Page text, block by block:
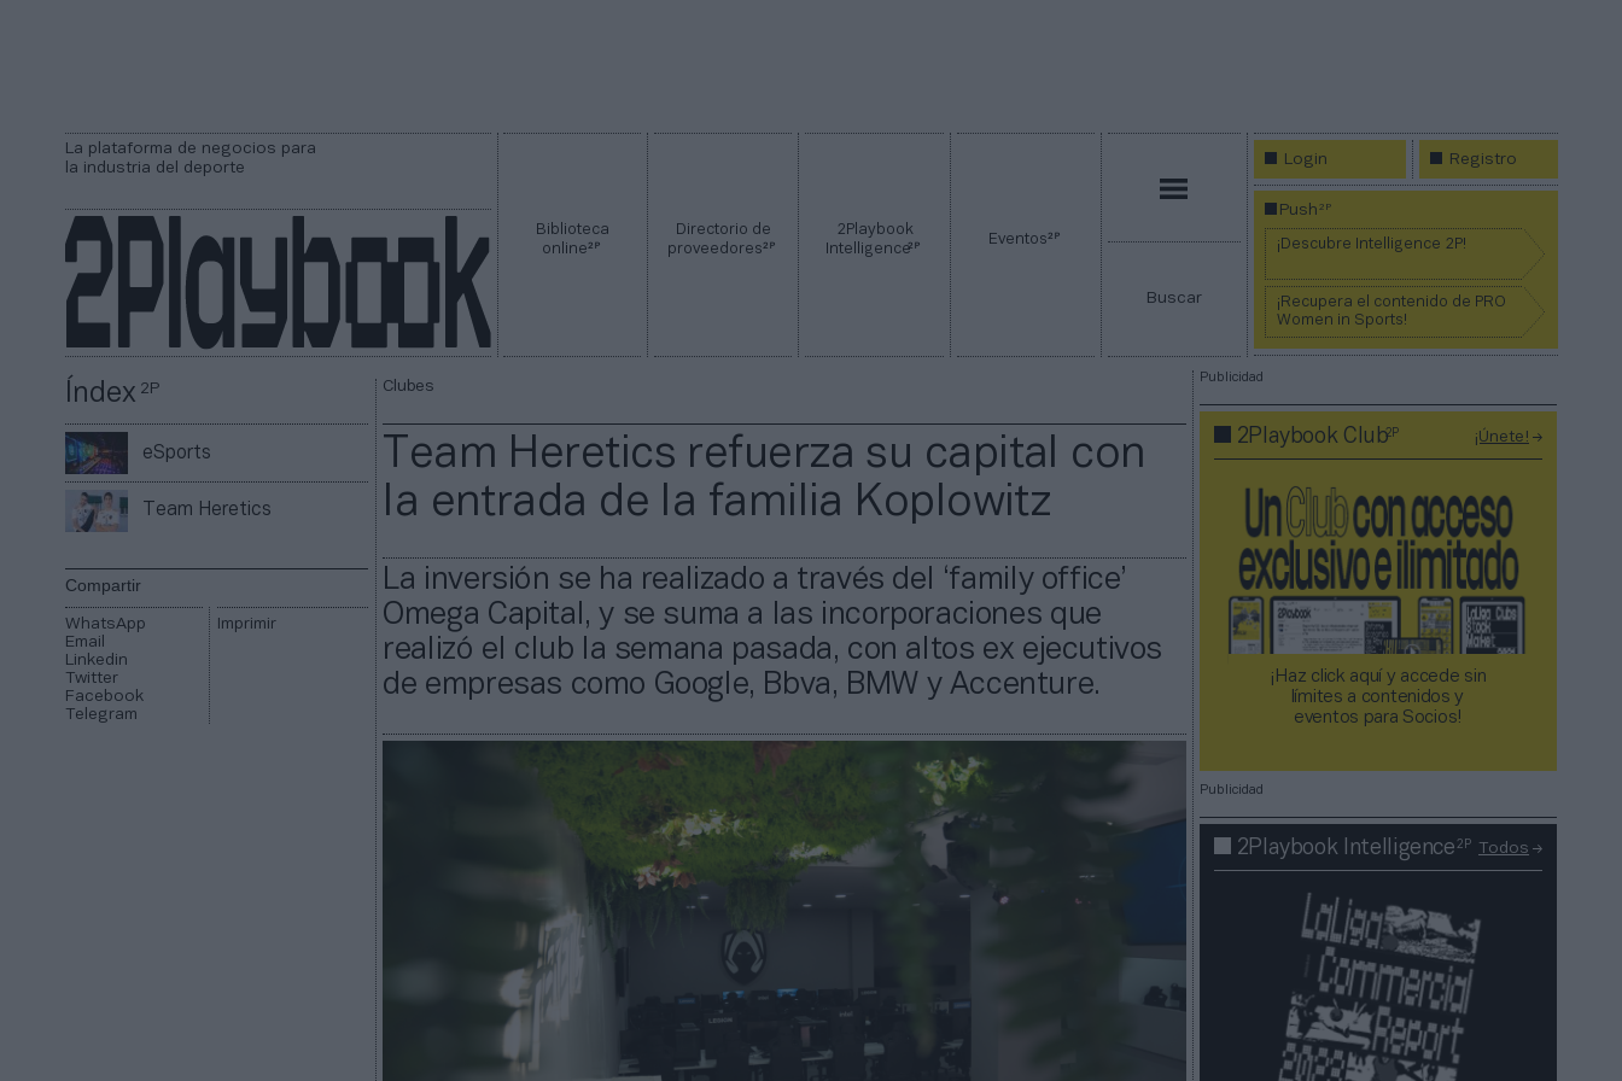
La plataforma de negocios para
la industria del deporte
Biblioteca
online2P
Directorio de
proveedores2P
2Playbook
Intelligence2P Eventos2P
Buscar
Login Registro
Push2P
¡Descubre Intelligence 2P!
¡Recupera el contenido de PRO
Women in Sports!
Índex2P
eSports
Team Heretics
Compartir
WhatsApp
Email
Linkedin
Twitter
Facebook
Telegram
Imprimir
Clubes
Team Heretics refuerza su capital con
la entrada de la familia Koplowitz
La inversión se ha realizado a través del ‘family office’
Omega Capital, y se suma a las incorporaciones que
realizó el club la semana pasada, con altos ex ejecutivos
de empresas como Google, Bbva, BMW y Accenture.
Publicidad
2Playbook Club2P ¡Únete!
¡Haz click aquí y accede sin
límites a contenidos y
eventos para Socios!​​​​​​​
Publicidad
2Playbook Intelligence2P Todos